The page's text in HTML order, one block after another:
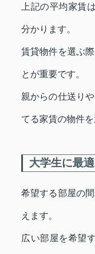
上記の平均家賃
分かります。
賃貸物件を選ぶ
とが重要です。
親からの仕送り
てる家賃の物件を
大学生に最
希望する部屋の
えます。
広い部屋を希望